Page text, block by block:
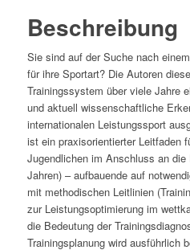
Beschreibung
Sie sind auf der Suche nach
für ihre Sportart? Die Autoren
Trainingssystem über viele Jahre
und aktuell wissenschaftliche
internationalen Leistungssport
ist ein praxisorientierter Leitfaden
Jugendlichen im Anschluss an
Jahren) – aufbauende auf
mit methodischen Leitlinien
zur Leistungsoptimierung im
die Bedeutung der
Trainingsplanung wird ausführlich